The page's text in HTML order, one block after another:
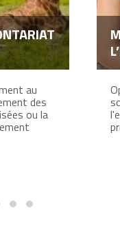
au
des
ou la